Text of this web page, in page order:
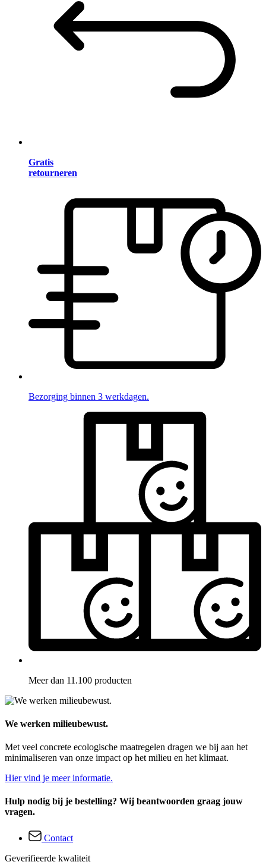
Gratis
retourneren
Bezorging binnen 3 werkdagen.
Meer dan 11.100 producten
We werken milieubewust.
Met veel concrete ecologische maatregelen dragen we bij aan het
minimaliseren van onze impact op het milieu en het klimaat.
Hier vind je meer informatie.
Hulp nodig bij je bestelling? Wij beantwoorden graag jouw
vragen.
Contact
Geverifieerde kwaliteit